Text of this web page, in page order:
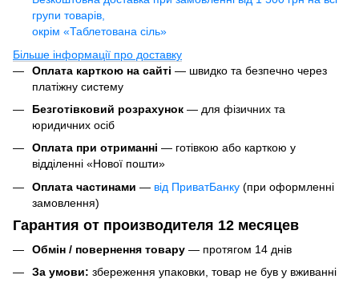
групи товарів,
окрім «Таблетована сіль»
Більше інформації про доставку
Оплата карткою на сайті — швидко та безпечно через
платіжну систему
Безготівковий розрахунок — для фізичних та
юридичних осіб
Оплата при отриманні — готівкою або карткою у
відділенні «Нової пошти»
Оплата частинами — від ПриватБанку (при оформленні
замовлення)
Гарантия от производителя 12 месяцев
Обмін / повернення товару — протягом 14 днів
За умови: збереження упаковки, товар не був у вживанні